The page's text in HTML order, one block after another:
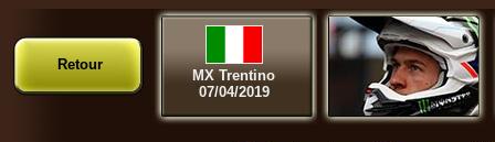
Retour
MX Trentino
07/04/2019